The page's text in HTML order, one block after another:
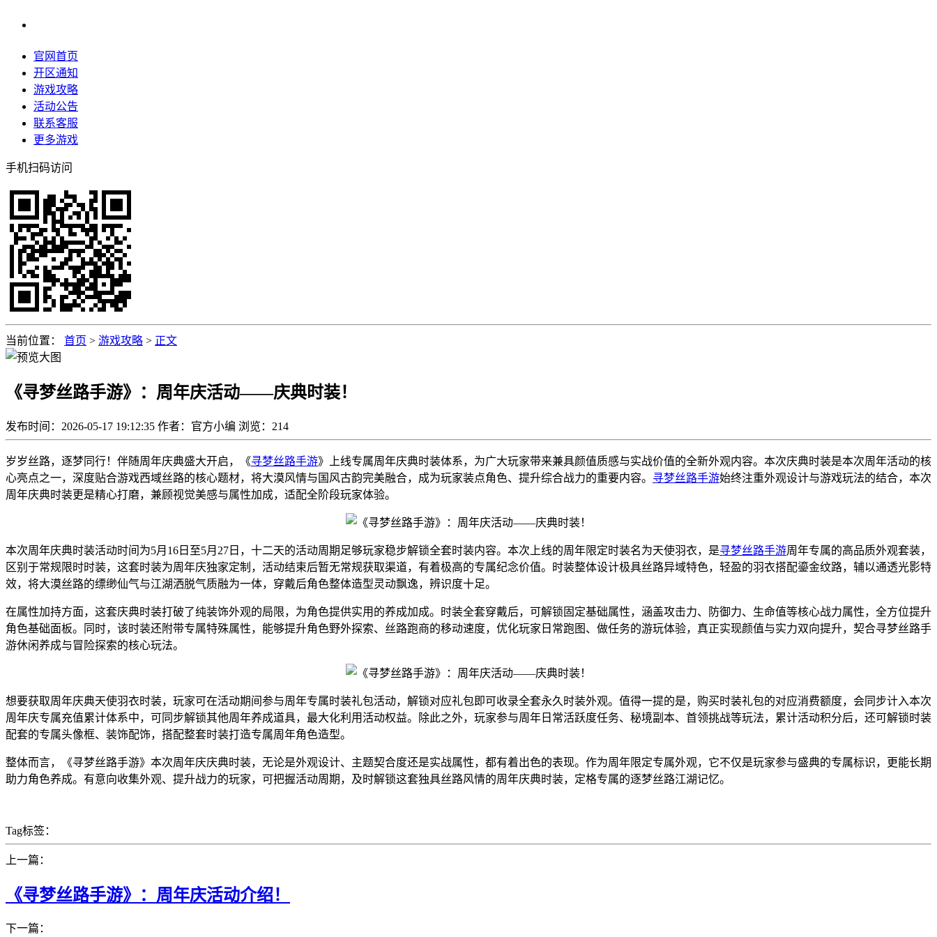
官网首页
开区通知
游戏攻略
活动公告
联系客服
更多游戏
手机扫码访问
当前位置： 首页 > 游戏攻略 > 正文
《寻梦丝路手游》：周年庆活动——庆典时装！
发布时间：2026-05-17 19:12:35 作者：官方小编 浏览： 214
岁岁丝路，逐梦同行！伴随周年庆典盛大开启，《寻梦丝路手游》上线专属周年庆典时装体系，为广大玩家带来兼具颜值质感与实战价值的全新外观内容。本次庆典时装是本次周年活动的核
心亮点之一，深度贴合游戏西域丝路的核心题材，将大漠风情与国风古韵完美融合，成为玩家装点角色、提升综合战力的重要内容。 寻梦丝路手游始终注重外观设计与游戏玩法的结合，本次
周年庆典时装更是精心打磨，兼顾视觉美感与属性加成，适配全阶段玩家体验。
本次周年庆典时装活动时间为5月16日至5月27日，十二天的活动周期足够玩家稳步解锁全套时装内容。本次上线的周年限定时装名为天使羽衣，是寻梦丝路手游周年专属的高品质外观套装，
区别于常规限时时装，这套时装为周年庆独家定制，活动结束后暂无常规获取渠道，有着极高的专属纪念价值。时装整体设计极具丝路异域特色，轻盈的羽衣搭配鎏金纹路，辅以通透光影特
效，将大漠丝路的缥缈仙气与江湖洒脱气质融为一体，穿戴后角色整体造型灵动飘逸，辨识度十足。
在属性加持方面，这套庆典时装打破了纯装饰外观的局限，为角色提供实用的养成加成。时装全套穿戴后，可解锁固定基础属性，涵盖攻击力、防御力、生命值等核心战力属性，全方位提升
角色基础面板。同时，该时装还附带专属特殊属性，能够提升角色野外探索、丝路跑商的移动速度，优化玩家日常跑图、做任务的游玩体验，真正实现颜值与实力双向提升，契合寻梦丝路手
游休闲养成与冒险探索的核心玩法。
想要获取周年庆典天使羽衣时装，玩家可在活动期间参与周年专属时装礼包活动，解锁对应礼包即可收录全套永久时装外观。值得一提的是，购买时装礼包的对应消费额度，会同步计入本次
周年庆专属充值累计体系中，可同步解锁其他周年养成道具，最大化利用活动权益。除此之外，玩家参与周年日常活跃度任务、秘境副本、首领挑战等玩法，累计活动积分后，还可解锁时装
配套的专属头像框、装饰配饰，搭配整套时装打造专属周年角色造型。
整体而言，《寻梦丝路手游》本次周年庆庆典时装，无论是外观设计、主题契合度还是实战属性，都有着出色的表现。作为周年限定专属外观，它不仅是玩家参与盛典的专属标识，更能长期
助力角色养成。有意向收集外观、提升战力的玩家，可把握活动周期，及时解锁这套独具丝路风情的周年庆典时装，定格专属的逐梦丝路江湖记忆。
Tag标签：
上一篇：
《寻梦丝路手游》：周年庆活动介绍！
下一篇：